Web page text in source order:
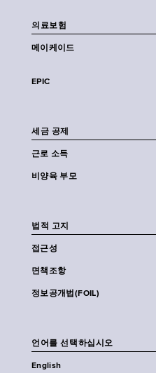
의료보험
메이케이드
EPIC
세금 공제
근로 소득
비양육 부모
법적 고지
접근성
면책조항
정보공개법(FOIL)
언어를 선택하십시오
English